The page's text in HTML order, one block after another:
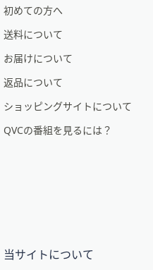
初めての方へ
送料について
お届けについて
返品について
ショッピングサイトについて
QVCの番組を見るには？
当サイトについて